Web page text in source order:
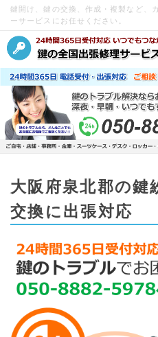
鍵開け、鍵の交換、作成・複製など、
ーサービスにお任せください。
大阪府泉北郡の鍵
交換に出張対応